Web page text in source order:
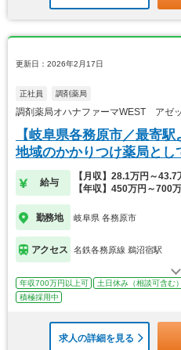
更新日：2026年2月17日
正社員 調剤薬局
調剤薬局オハナファーマWEST アゼ
【岐阜県各務原市／最寄
地域のかかりつけ薬局とし
給与
【月収】28.1万円～43.7
【年収】450万円～700
勤務地 岐阜県 各務原市
アクセス 名鉄各務原線 鵜沼宿駅
年収700万円以上可 土日休み（相談可含む）
積極採用中
求人の詳細を見る